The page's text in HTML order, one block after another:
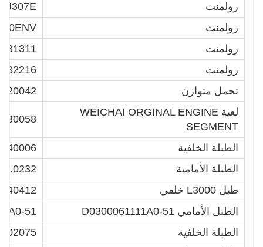
رولمنت
رولمنت
رولمنت
31311
رولمنت
32216
تحمل متوازن
لعبة WEICHAI ORGINAL ENGINE
SEGMENT
الطبلة الخلفية
الطبلة الأمامية
طبل L3000 خلفي
الطبل الأمامي D0300061111A0-51
51
الطبلة الخلفية
02075